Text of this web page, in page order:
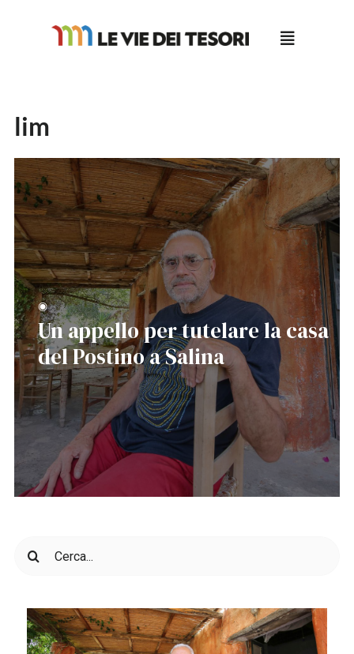
lim
◉
Un appello per tutelare la casa
del Postino a Salina
per: